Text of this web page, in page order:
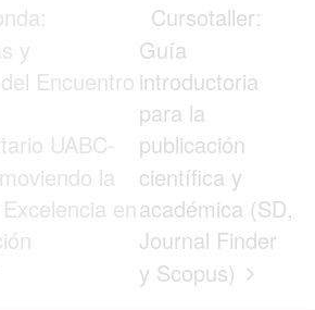
y
Encuentro
UABC-
la
en
Cursotaller:
Guía
introductoria
para la
publicación
científica y
académica (SD,
Journal Finder
y Scopus)